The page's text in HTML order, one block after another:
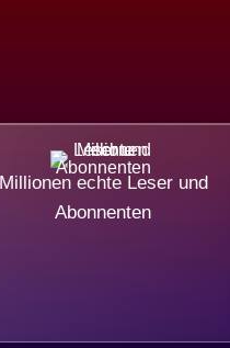
Millionen echte Leser und
Abonnenten